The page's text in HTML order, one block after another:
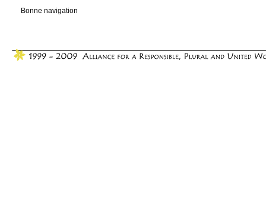
Bonne navigation